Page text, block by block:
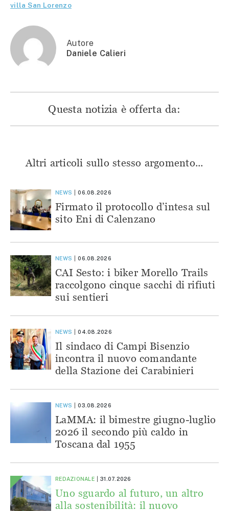
villa San Lorenzo
Autore
Daniele Calieri
Questa notizia è offerta da:
Altri articoli sullo stesso argomento...
NEWS 06.08.2026
Firmato il protocollo d’intesa sul
sito Eni di Calenzano
NEWS 06.08.2026
CAI Sesto: i biker Morello Trails
raccolgono cinque sacchi di rifiuti
sui sentieri
NEWS 04.08.2026
Il sindaco di Campi Bisenzio
incontra il nuovo comandante
della Stazione dei Carabinieri
NEWS 03.08.2026
LaMMA: il bimestre giugno-luglio
2026 il secondo più caldo in
Toscana dal 1955
REDAZIONALE 31.07.2026
Uno sguardo al futuro, un altro
alla sostenibilità: il nuovo